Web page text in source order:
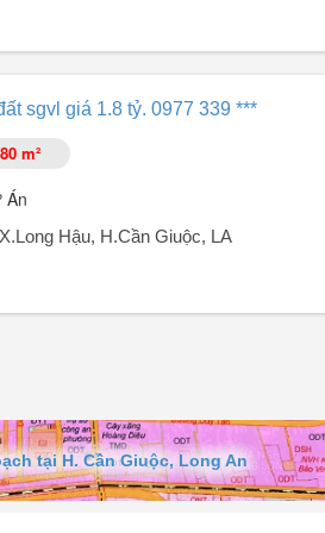
sgvl giá 1.8 tỷ. 0977 339 ***
80 m²
Án
Hậu, H.Cần Giuộc, LA
tại H. Cần Giuộc, Long An